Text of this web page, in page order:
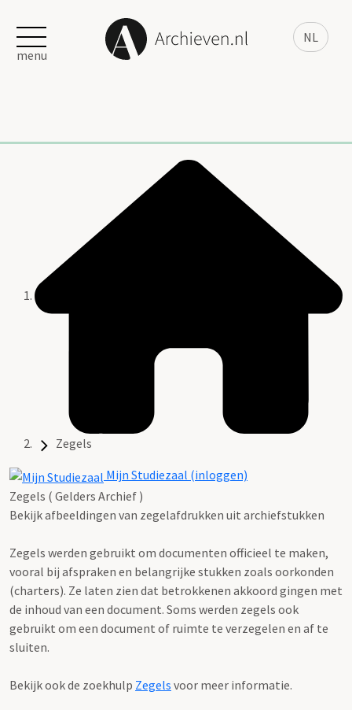
NL
menu
Zegels
Mijn Studiezaal (inloggen)
Zegels ( Gelders Archief )
Bekijk afbeeldingen van zegelafdrukken uit archiefstukken
Zegels werden gebruikt om documenten officieel te maken,
vooral bij afspraken en belangrijke stukken zoals oorkonden
(charters). Ze laten zien dat betrokkenen akkoord gingen met
de inhoud van een document. Soms werden zegels ook
gebruikt om een document of ruimte te verzegelen en af te
sluiten.
Bekijk ook de zoekhulp Zegels voor meer informatie.